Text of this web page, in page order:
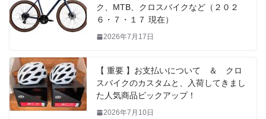
ク、MTB、クロスバイクなど（２０２
６・７・１７ 現在）
2026年7月17日
【 重要 】お支払いについて ＆ クロ
スバイクのカスタムと、入荷してきまし
た人気商品ピックアップ！
2026年7月10日